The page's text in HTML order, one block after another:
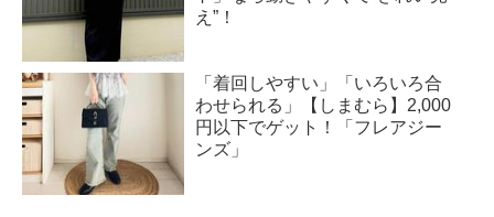
え”！
「着回しやすい」「いろいろ合
わせられる」【しまむら】2,000
円以下でゲット！「フレアジー
ンズ」